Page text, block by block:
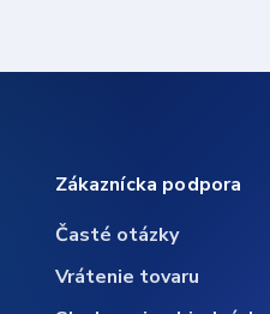
Zákaznícka podpora
Časté otázky
Vrátenie tovaru